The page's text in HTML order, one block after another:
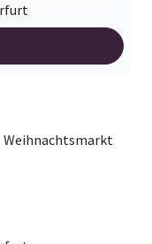
Weihnachtsmarkt